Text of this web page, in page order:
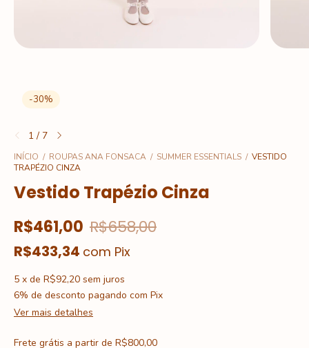
-30%
1 / 7
INÍCIO / ROUPAS ANA FONSACA / SUMMER ESSENTIALS / VESTIDO
TRAPÉZIO CINZA
Vestido Trapézio Cinza
R$461,00 R$658,00
R$433,34 com Pix
5 x de R$92,20 sem juros
6% de desconto pagando com Pix
Ver mais detalhes
Frete grátis a partir de R$800,00